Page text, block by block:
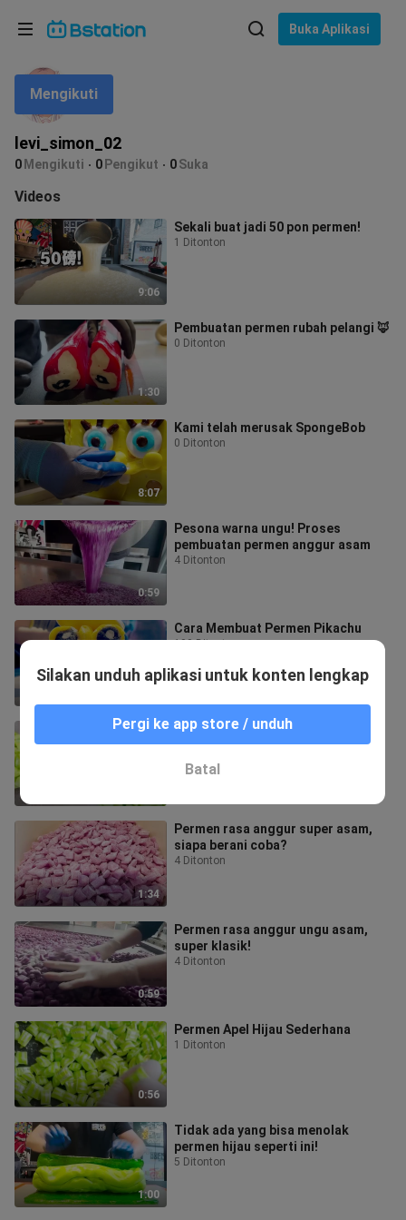
Buka Aplikasi
levi_simon_02
0 Mengikuti 0 Pengikut 0Suka
Mengikuti
Videos
9:06
Sekali buat jadi 50 pon permen!
1 Ditonton
1:30
Pembuatan permen rubah pelangi 🦊
0 Ditonton
8:07
Kami telah merusak SpongeBob
0 Ditonton
0:59
Pesona warna ungu! Proses
pembuatan permen anggur asam
4 Ditonton
Cara Membuat Permen Pikachu
100 Ditonton
Seberapa asam sih permen apel
asam 🍏?
1:34
Permen rasa anggur super asam,
siapa berani coba?
4 Ditonton
0:59
Permen rasa anggur ungu asam,
super klasik!
4 Ditonton
0:56
Permen Apel Hijau Sederhana
1 Ditonton
1:00
Tidak ada yang bisa menolak
permen hijau seperti ini!
5 Ditonton
Silakan unduh aplikasi untuk konten lengkap
Pergi ke app store / unduh
Batal
Bahasa: Bahasa Indonesia
Pilih bahasa
English
ภาษาไทย
Tiếng Việt
Bahasa Melayu